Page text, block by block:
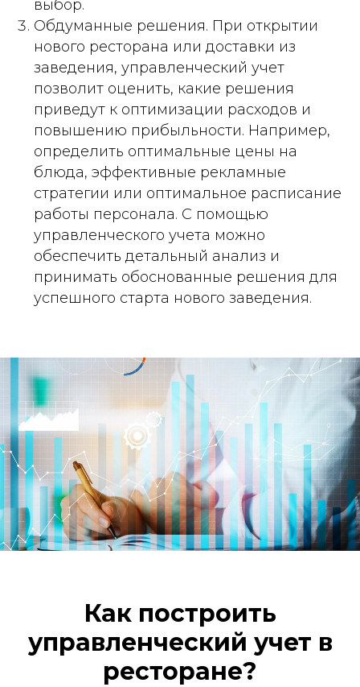
выбор.
Обдуманные решения. При открытии
нового ресторана или доставки из
заведения, управленческий учет
позволит оценить, какие решения
приведут к оптимизации расходов и
повышению прибыльности. Например,
определить оптимальные цены на
блюда, эффективные рекламные
стратегии или оптимальное расписание
работы персонала. С помощью
управленческого учета можно
обеспечить детальный анализ и
принимать обоснованные решения для
успешного старта нового заведения.
Как построить
управленческий учет в
ресторане?